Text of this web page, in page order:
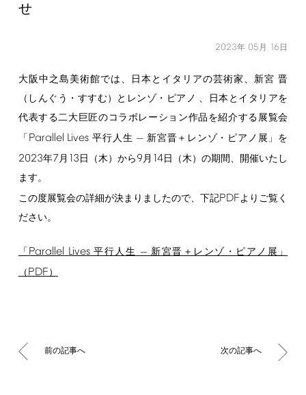
せ
2023年 05 月 16 日
大阪中之島美術館では、日本とイタリアの芸術家、新宮 晋
（しんぐう・すすむ）とレンゾ・ピアノ 、日本とイタリアを
代表する二大巨匠のコラボレーション作品を紹介する展覧会
「 Parallel Lives 平行人生 — 新宮晋＋レンゾ・ピアノ展」を
2023年7月 13 日（木）から9月 14日（木）の期間、開催いたし
ます。
この度展覧会の詳細が決まりましたので、下記PDFよりご覧く
ださい。
「 Parallel Lives平行人生 — 新宮晋＋レンゾ・ピアノ展」
（PDF）
前の記事へ 次の記事へ